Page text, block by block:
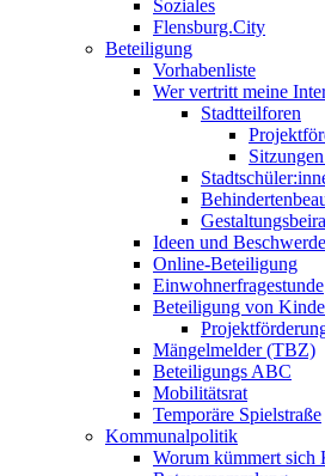
Soziales
Flensburg.City
Beteiligung
Vorhabenliste
Wer vertritt meine
Stadtteilforen
Ideen und
Online-Beteiligung
Einwohnerfragestunde
Beteiligung von
Mängelmelder (TBZ)
Beteiligungs ABC
Mobilitätsrat
Temporäre Spielstraße
Kommunalpolitik
Worum kümmert sich